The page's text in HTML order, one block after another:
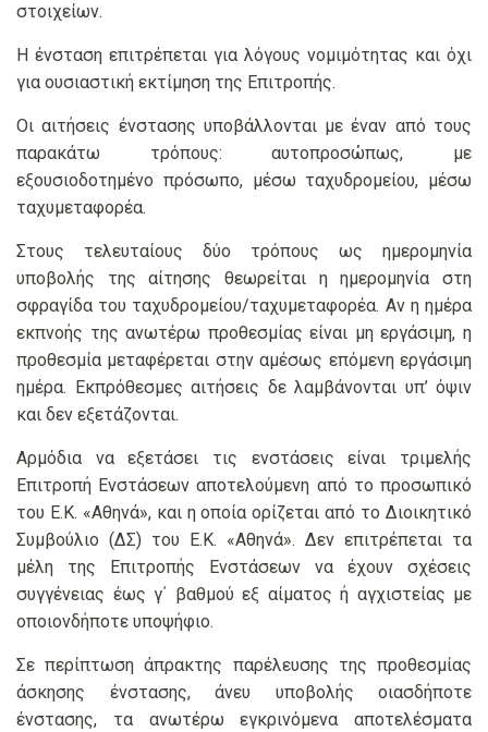
στοιχείων.
Η ένσταση επιτρέπεται για λόγους νομιμότητας και όχι
για ουσιαστική εκτίμηση της Επιτροπής.
Οι αιτήσεις ένστασης υποβάλλονται με έναν από τους
παρακάτω τρόπους: αυτοπροσώπως, με
εξουσιοδοτημένο πρόσωπο, μέσω ταχυδρομείου, μέσω
ταχυμεταφορέα.
Στους τελευταίους δύο τρόπους ως ημερομηνία
υποβολής της αίτησης θεωρείται η ημερομηνία στη
σφραγίδα του ταχυδρομείου/ταχυμεταφορέα. Αν η ημέρα
εκπνοής της ανωτέρω προθεσμίας είναι μη εργάσιμη, η
προθεσμία μεταφέρεται στην αμέσως επόμενη εργάσιμη
ημέρα. Εκπρόθεσμες αιτήσεις δε λαμβάνονται υπ’ όψιν
και δεν εξετάζονται.
Αρμόδια να εξετάσει τις ενστάσεις είναι τριμελής
Επιτροπή Ενστάσεων αποτελούμενη από το προσωπικό
του Ε.Κ. «Αθηνά», και η οποία ορίζεται από το Διοικητικό
Συμβούλιο (ΔΣ) του Ε.Κ. «Αθηνά». Δεν επιτρέπεται τα
μέλη της Επιτροπής Ενστάσεων να έχουν σχέσεις
συγγένειας έως γ΄ βαθμού εξ αίματος ή αγχιστείας με
οποιονδήποτε υποψήφιο.
Σε περίπτωση άπρακτης παρέλευσης της προθεσμίας
άσκησης ένστασης, άνευ υποβολής οιασδήποτε
ένστασης, τα ανωτέρω εγκρινόμενα αποτελέσματα